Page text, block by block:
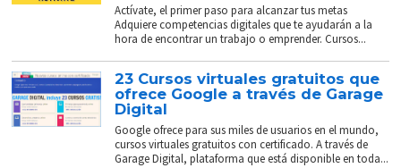
Actívate, el primer paso para alcanzar tus metas
Adquiere competencias digitales que te ayudarán a la
hora de encontrar un trabajo o emprender. Cursos...
23 Cursos virtuales gratuitos que
ofrece Google a través de Garage
Digital
Google ofrece para sus miles de usuarios en el mundo,
cursos virtuales gratuitos con certificado. A través de
Garage Digital, plataforma que está disponible en toda...